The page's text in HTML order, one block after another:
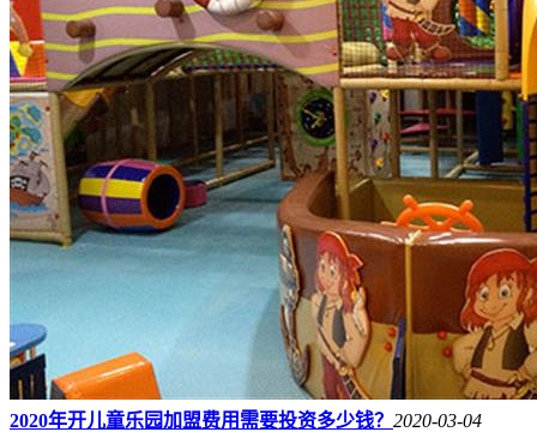
2020年开儿童乐园加盟费用需要投资多少钱？ 2020-03-04